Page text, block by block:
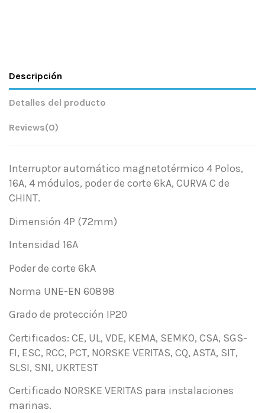
Descripción
Detalles del producto
Reviews(0)
Interruptor automático magnetotérmico 4 Polos,
16A, 4 módulos, poder de corte 6kA, CURVA C de
CHINT.
Dimensión 4P (72mm)
Intensidad 16A
Poder de corte 6kA
Norma UNE-EN 60898
Grado de protección IP20
Certificados: CE, UL, VDE, KEMA, SEMKO, CSA, SGS-
FI, ESC, RCC, PCT, NORSKE VERITAS, CQ, ASTA, SIT,
SLSI, SNI, UKRTEST
Certificado NORSKE VERITAS para instalaciones
marinas.